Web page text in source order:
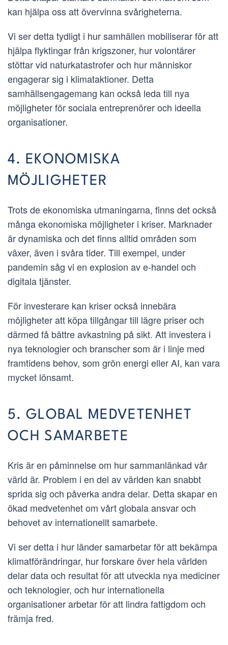
kan hjälpa oss att övervinna svårigheterna.
Vi ser detta tydligt i hur samhällen mobiliserar för att
hjälpa flyktingar från krigszoner, hur volontärer
stöttar vid naturkatastrofer och hur människor
engagerar sig i klimataktioner. Detta
samhällsengagemang kan också leda till nya
möjligheter för sociala entreprenörer och ideella
organisationer.
4. EKONOMISKA
MÖJLIGHETER
Trots de ekonomiska utmaningarna, finns det också
många ekonomiska möjligheter i kriser. Marknader
är dynamiska och det finns alltid områden som
växer, även i svåra tider. Till exempel, under
pandemin såg vi en explosion av e-handel och
digitala tjänster.
För investerare kan kriser också innebära
möjligheter att köpa tillgångar till lägre priser och
därmed få bättre avkastning på sikt. Att investera i
nya teknologier och branscher som är i linje med
framtidens behov, som grön energi eller AI, kan vara
mycket lönsamt.
5. GLOBAL MEDVETENHET
OCH SAMARBETE
Kris är en påminnelse om hur sammanlänkad vår
värld är. Problem i en del av världen kan snabbt
sprida sig och påverka andra delar. Detta skapar en
ökad medvetenhet om vårt globala ansvar och
behovet av internationellt samarbete.
Vi ser detta i hur länder samarbetar för att bekämpa
klimatförändringar, hur forskare över hela världen
delar data och resultat för att utveckla nya mediciner
och teknologier, och hur internationella
organisationer arbetar för att lindra fattigdom och
främja fred.